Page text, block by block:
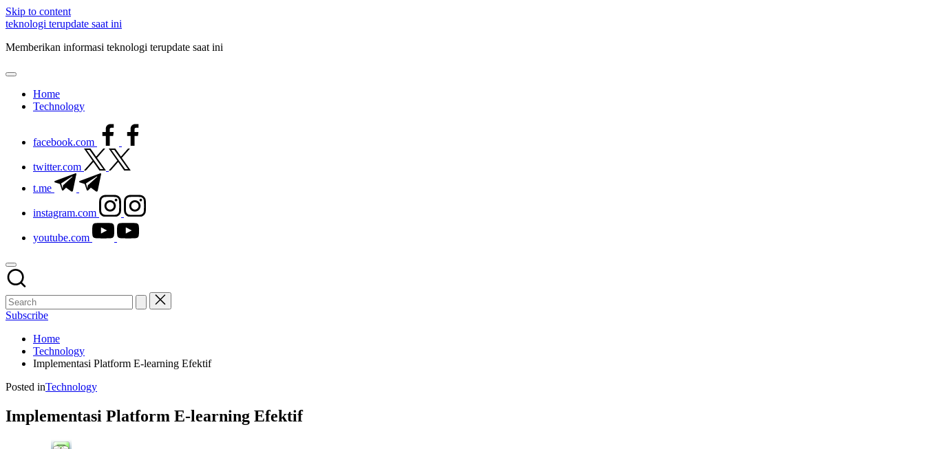
Skip to content
teknologi terupdate saat ini
Memberikan informasi teknologi terupdate saat ini
Home
Technology
facebook.com
twitter.com
t.me
instagram.com
youtube.com
Subscribe
Home
Technology
Implementasi Platform E-learning Efektif
Posted inTechnology
Implementasi Platform E-learning Efektif